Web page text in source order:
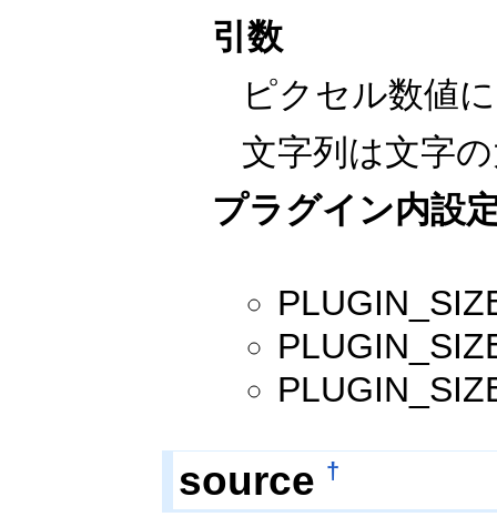
引数
ピクセル数値
文字列は文字
プラグイン内設
source †